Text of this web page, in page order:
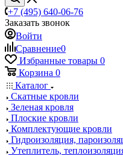
+7 (495) 640-06-76
Заказать звонок
Войти
Сравнение0
Избранные товары 0
Корзина 0
Каталог
Скатные кровли
Зеленая кровля
Плоские кровли
Комплектующие кровли
Гидроизоляция,
Утеплитель,